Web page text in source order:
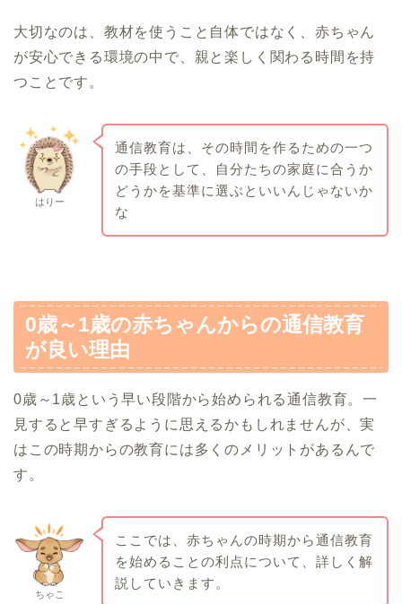
大切なのは、教材を使うこと自体ではなく、赤ちゃん
が安心できる環境の中で、親と楽しく関わる時間を持
つことです。
はりー
通信教育は、その時間を作るための一つ
の手段として、自分たちの家庭に合うか
どうかを基準に選ぶといいんじゃないか
な
0歳～1歳の赤ちゃんからの通信教育
が良い理由
0歳～1歳という早い段階から始められる通信教育。一
見すると早すぎるように思えるかもしれませんが、実
はこの時期からの教育には多くのメリットがあるんで
す。
ちゃこ
ここでは、赤ちゃんの時期から通信教育
を始めることの利点について、詳しく解
説していきます。